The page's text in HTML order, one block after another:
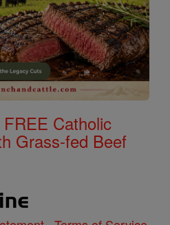
Catholic
Grass-fed Beef